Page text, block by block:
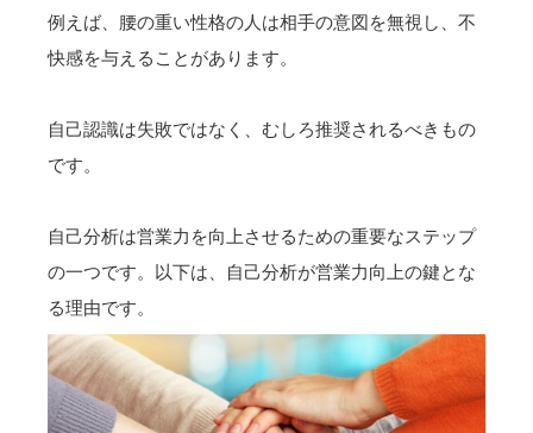
例えば、腰の重い性格の人は相手の意図を無視し、不
快感を与えることがあります。
自己認識は失敗ではなく、むしろ推奨されるべきもの
です。
自己分析は営業力を向上させるための重要なステップ
の一つです。以下は、自己分析が営業力向上の鍵とな
る理由です。